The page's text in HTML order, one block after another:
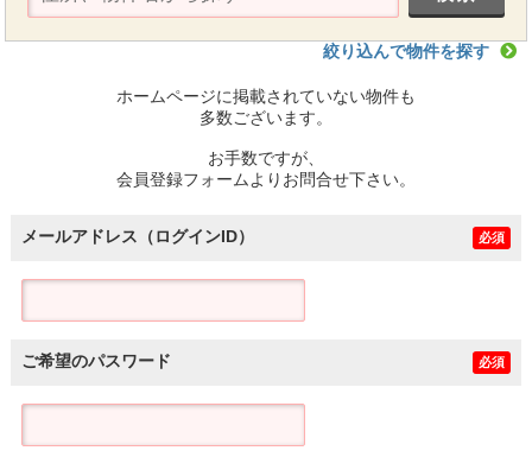
絞り込んで物件を探す
ホームページに掲載されていない物件も
多数ございます。
お手数ですが、
会員登録フォームよりお問合せ下さい。
メールアドレス（ログインID） 必須
ご希望のパスワード 必須